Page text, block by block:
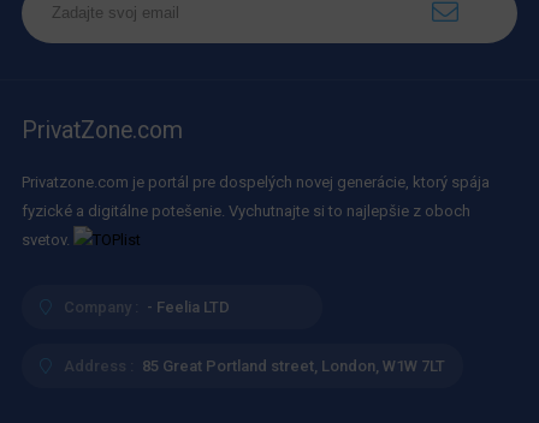
PrivatZone.com
Privatzone.com je portál pre dospelých novej generácie, ktorý spája
fyzické a digitálne potešenie. Vychutnajte si to najlepšie z oboch
svetov.
Company : - Feelia LTD
Address : 85 Great Portland street, London, W1W 7LT